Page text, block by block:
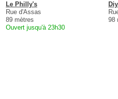
Le Philly's
Rue d'Assas
89 mètres
Ouvert jusqu'à 23h30
98